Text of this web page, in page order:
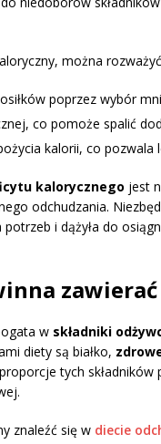
można
poprzez wybór
co pomoże spalić
kalorii, co pozwala
kalorycznego jest
odchudzania.
i dążyła do
w składniki
diety są białko,
tych
znaleźć się w diecie